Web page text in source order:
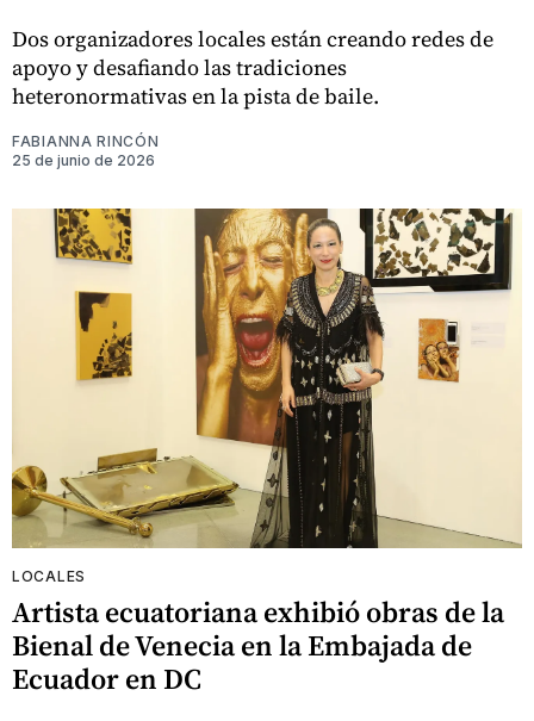
Dos organizadores locales están creando redes de
apoyo y desafiando las tradiciones
heteronormativas en la pista de baile.
FABIANNA RINCÓN
25 de junio de 2026
LOCALES
Artista ecuatoriana exhibió obras de la
Bienal de Venecia en la Embajada de
Ecuador en DC